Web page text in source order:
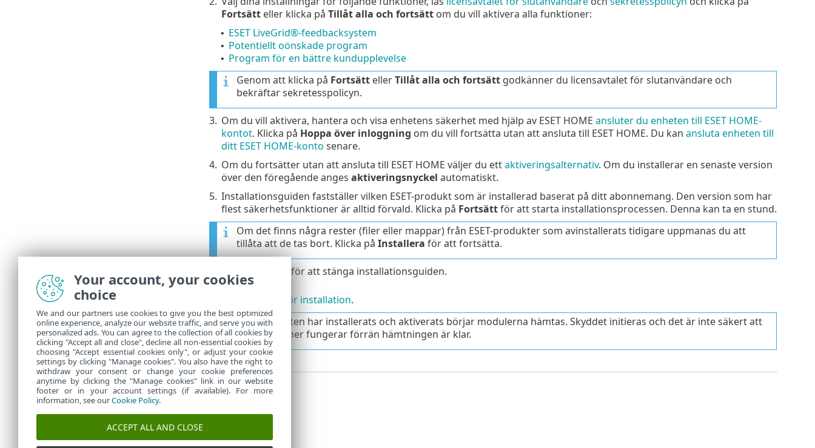
Fortsätteller klicka på Tillåt alla och fortsättom du vill aktivera alla funktioner:
• ESET LiveGrid®-feedbacksystem
• Potentiellt oönskade program
• Program för en bättre kundupplevelse
Genom att klicka på FortsättellerTillåt alla och fortsättgodkänner du licensavtalet för slutanvändare och
bekräftar sekretesspolicyn.
3. Om du vill aktivera, hantera och visa enhetens säkerhet med hjälp av ESET HOME ansluter du enheten till ESET HOME-
kontot. Klicka på Hoppa över inloggning om du vill fortsätta utan att ansluta till ESET HOME. Du kan ansluta enheten till
ditt ESET HOME-konto senare.
4. Om du fortsätter utan att ansluta till ESET HOME väljer du ettaktiveringsalternativ. Om du installerar en senaste version
över den föregående anges aktiveringsnyckel automatiskt.
5. Installationsguiden fastställer vilken ESET-produkt som är installerad baserat på ditt abonnemang. Den version som har
flest säkerhetsfunktioner är alltid förvald. Klicka på Fortsättför att starta installationsprocessen. Denna kan ta en stund.
Om det finns några rester (filer eller mappar) från ESET-produkter som avinstallerats tidigare uppmanas du att
tillåta att de tas bort. Klicka på Installera för att fortsätta.
för att stänga installationsguiden.
Felsökning för installation.
När produkten har installerats och aktiverats börjar modulerna hämtas. Skyddet initieras och det är inte säkert att
alla funktioner fungerar förrän hämtningen är klar.
Your account, your cookies
choice
We and our partners use cookies to give you the best optimized
online experience, analyze our website traffic, and serve you with
personalized ads. You can agree to the collection of all cookies by
clicking "Accept all and close", decline all non-essential cookies by
choosing "Accept essential cookies only", or adjust your cookie
settings by clicking "Manage cookies". You also have the right to
withdraw your consent or change your cookie preferences
anytime by clicking the "Manage cookies" link in our website
footer or in your account settings (if available). For more
information, see ourCookie Policy.
ACCEPT ALL AND CLOSE